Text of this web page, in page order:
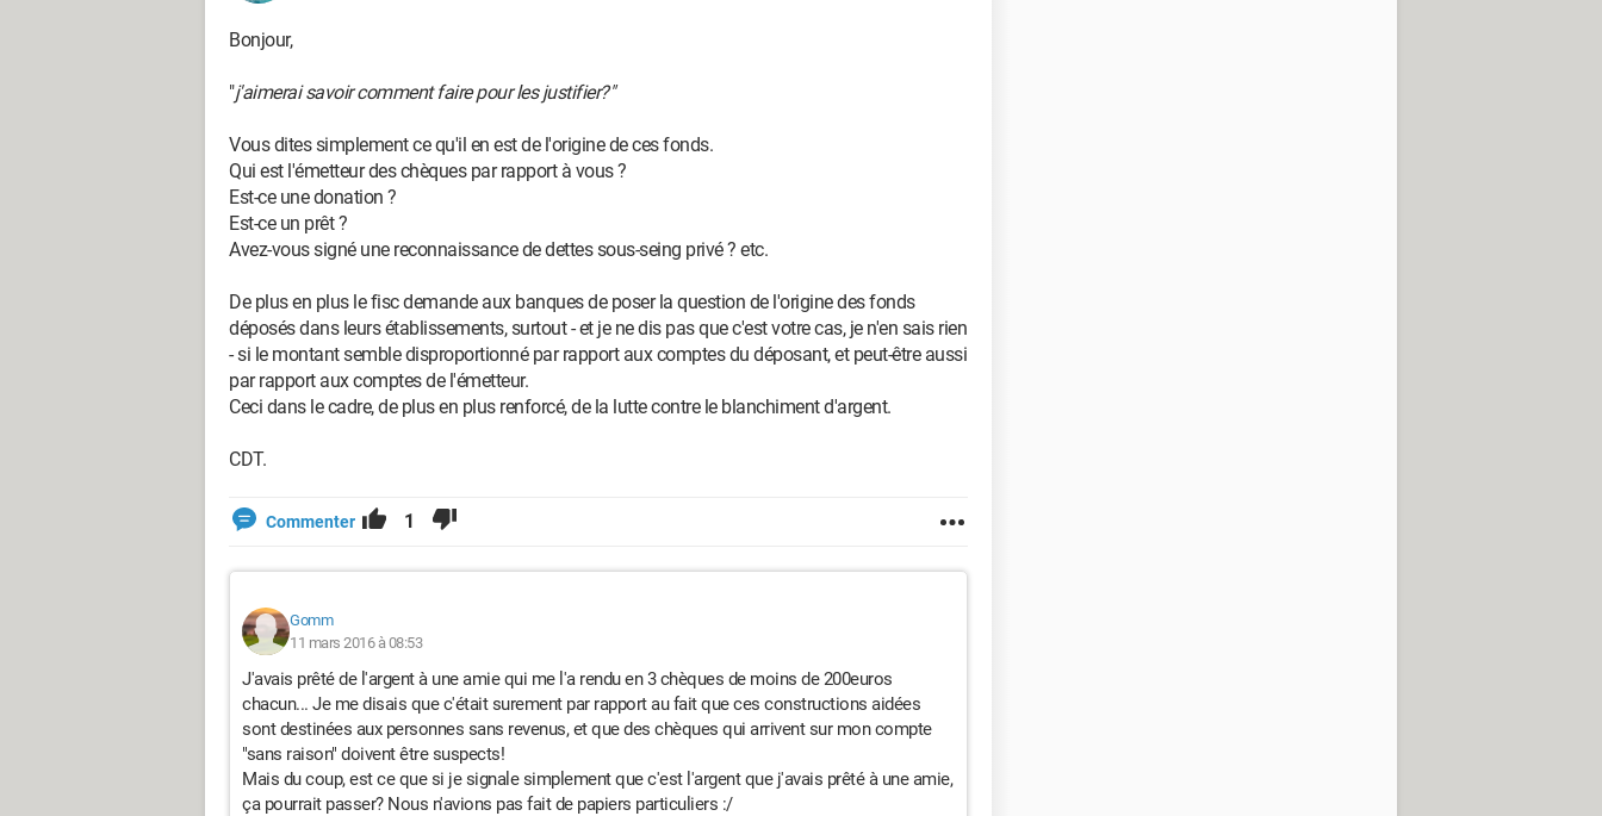
Bonjour,
"j'aimerai savoir comment faire pour les justifier?"
Vous dites simplement ce qu'il en est de l'origine de ces fonds.
Qui est l'émetteur des chèques par rapport à vous ?
Est-ce une donation ?
Est-ce un prêt ?
Avez-vous signé une reconnaissance de dettes sous-seing privé ? etc.
De plus en plus le fisc demande aux banques de poser la question de l'origine des fonds
déposés dans leurs établissements, surtout - et je ne dis pas que c'est votre cas, je n'en sais rien
- si le montant semble disproportionné par rapport aux comptes du déposant, et peut-être aussi
par rapport aux comptes de l'émetteur.
Ceci dans le cadre, de plus en plus renforcé, de la lutte contre le blanchiment d'argent.
CDT.
Commenter 1
Gomm
11 mars 2016 à 08:53
J'avais prêté de l'argent à une amie qui me l'a rendu en 3 chèques de moins de 200euros
chacun... Je me disais que c'était surement par rapport au fait que ces constructions aidées
sont destinées aux personnes sans revenus, et que des chèques qui arrivent sur mon compte
"sans raison" doivent être suspects!
Mais du coup, est ce que si je signale simplement que c'est l'argent que j'avais prêté à une amie,
ça pourrait passer? Nous n'avions pas fait de papiers particuliers :/